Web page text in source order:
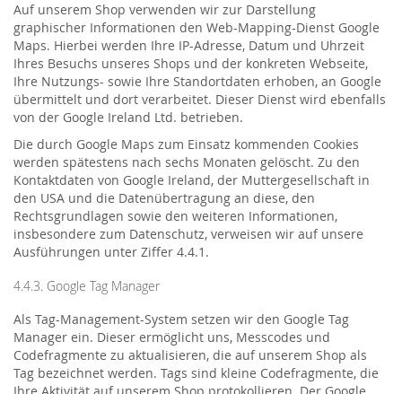
Auf unserem Shop verwenden wir zur Darstellung
graphischer Informationen den Web-Mapping-Dienst Google
Maps. Hierbei werden Ihre IP-Adresse, Datum und Uhrzeit
Ihres Besuchs unseres Shops und der konkreten Webseite,
Ihre Nutzungs- sowie Ihre Standortdaten erhoben, an Google
übermittelt und dort verarbeitet. Dieser Dienst wird ebenfalls
von der Google Ireland Ltd. betrieben.
Die durch Google Maps zum Einsatz kommenden Cookies
werden spätestens nach sechs Monaten gelöscht. Zu den
Kontaktdaten von Google Ireland, der Muttergesellschaft in
den USA und die Datenübertragung an diese, den
Rechtsgrundlagen sowie den weiteren Informationen,
insbesondere zum Datenschutz, verweisen wir auf unsere
Ausführungen unter Ziffer 4.4.1.
4.4.3. Google Tag Manager
Als Tag-Management-System setzen wir den Google Tag
Manager ein. Dieser ermöglicht uns, Messcodes und
Codefragmente zu aktualisieren, die auf unserem Shop als
Tag bezeichnet werden. Tags sind kleine Codefragmente, die